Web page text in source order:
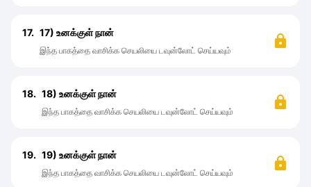
17. 17) உனக்குள் நான்
இந்த பாகத்தை வாசிக்க செயலியை டவுன்லோட் செய்யவும்
18. 18) உனக்குள் நான்
இந்த பாகத்தை வாசிக்க செயலியை டவுன்லோட் செய்யவும்
19. 19) உனக்குள் நான்
இந்த பாகத்தை வாசிக்க செயலியை டவுன்லோட் செய்யவும்